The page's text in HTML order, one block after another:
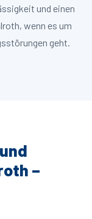
und einen
wenn es um
geht.
–